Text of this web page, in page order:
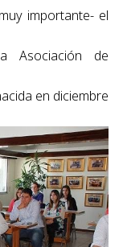
importante- el
Asociación de
en diciembre